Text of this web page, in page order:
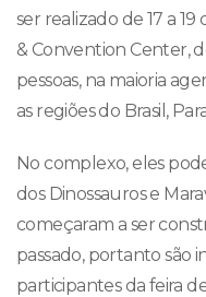
ser realizado de 17 a
& Convention Center,
pessoas, na maioria
as regiões do Brasil,
No complexo, eles
dos Dinossauros e
começaram a ser
passado, portanto são
participantes da feira